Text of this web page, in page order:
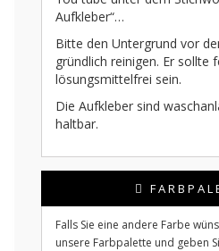
Aufkleber“…
Bitte den Untergrund vor
gründlich reinigen. Er sollte
lösungsmittelfrei sein.
Die Aufkleber sind
haltbar.
Falls Sie eine andere Farbe
unsere Farbpalette und geben